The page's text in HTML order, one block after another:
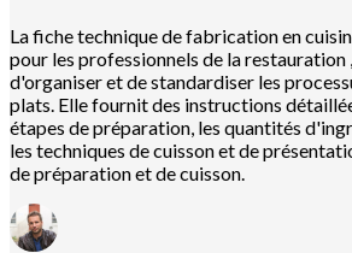
La fiche technique de fabrication en
pour les professionnels de la
d'organiser et de standardiser les
plats. Elle fournit des instructions
étapes de préparation, les quantités
les techniques de cuisson et de
de préparation et de cuisson.